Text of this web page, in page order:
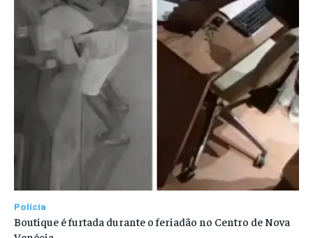
Polícia
Boutique é furtada durante o feriadão no Centro de Nova